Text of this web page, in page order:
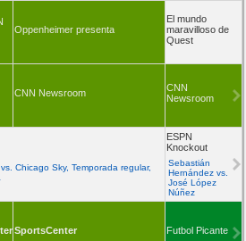
Oppenheimer presenta
El mundo
maravilloso de
Quest
CNN Newsroom
CNN
Newsroom
Chicago Sky, Temporada regular,
ESPN
Knockout
Sebastián
Hernández vs.
José López
Núñez
SportsCenter Futbol Picante